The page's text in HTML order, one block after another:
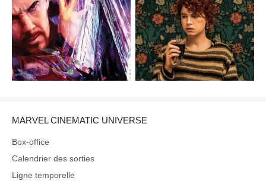
MARVEL CINEMATIC UNIVERSE
Box-office
Calendrier des sorties
Ligne temporelle